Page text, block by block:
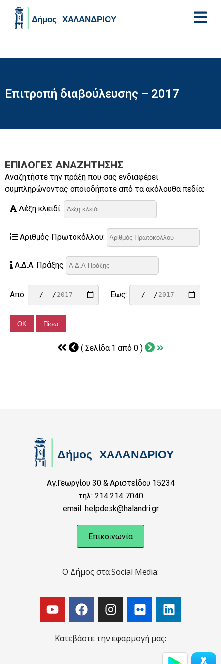
Επιτροπή διαβούλευσης – 2017
ΕΠΙΛΟΓΈΣ ΑΝΑΖΉΤΗΣΗΣ
Αναζητήστε την πράξη που σας ενδιαφέρει
συμπληρώνοντας οποιοδήποτε από τα ακόλουθα πεδία:
Λέξη κλειδί:
Αριθμός Πρωτοκόλλου:
Α.Δ.Α. Πράξης
Από: Έως:
( Σελίδα 1 από 0 )
Αγ.Γεωργίου 30 & Αριστείδου 15234
τηλ: 214 214 7040
email: helpdesk@halandri.gr
Επικοινωνία
Ο Δήμος στα Social Media:
Κατεβάστε την εφαρμογή μας: